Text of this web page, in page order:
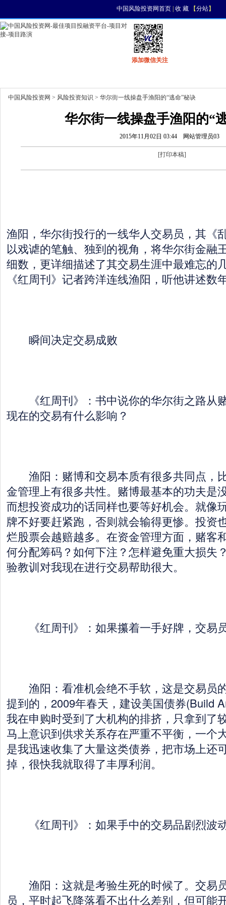
中国风险投资网首页| 收 藏【分站】
添加微信关注
中国风险投资网 > 风险投资知识 > 华尔街一线操盘手渔阳的“逃命”秘诀
华尔街一线操盘手渔阳的“
2015年11月02日 03:44 网站管理员03
[打印本稿]
渔阳，华尔街投行的一线华人交易员，其《
以戏谑的笔触、独到的视角，将华尔街金融
细数，更详细描述了其交易生涯中最难忘的
《红周刊》记者跨洋连线渔阳，听他讲述数
瞬间决定交易成败
《红周刊》：书中说你的华尔街之路从
现在的交易有什么影响？
渔阳：赌博和交易本质有很多共同点，
金管理上有很多共性。赌博最基本的功夫是
而想投资成功的话同样也要等好机会。就像
牌不好要赶紧跑，否则就会输得更惨。投资
烂股票会越赔越多。在资金管理方面，赌客
何分配筹码？如何下注？怎样避免重大损失
验教训对我现在进行交易帮助很大。
《红周刊》：如果攥着一手好牌，交易
渔阳：看准机会绝不手软，这是交易员
提到的，2009年春天，建设美国债券(Build
我在申购时受到了大机构的排挤，只拿到了
马上意识到供求关系存在严重不平衡，一个
是我迅速收集了大量这类债券，把市场上还
掉，很快我就取得了丰厚利润。
《红周刊》：如果手中的交易品剧烈波
渔阳：这就是考验生死的时候了。交易
员，平时起飞降落看不出什么差别，但可能